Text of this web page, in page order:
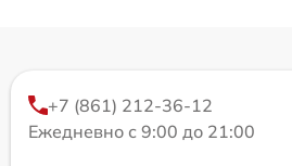
+7 (861) 212-36-12
Ежедневно с 9:00 до 21:00